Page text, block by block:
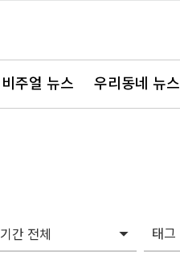
비주얼 뉴스 우리동네 뉴스
기간 전체 태그